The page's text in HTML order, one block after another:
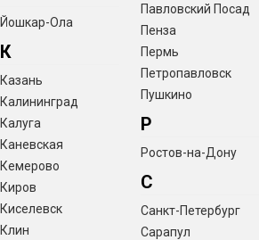
Йошкар-Ола
К
Казань
Калининград
Калуга
Каневская
Кемерово
Киров
Киселевск
Клин
Павловский Посад
Пенза
Пермь
Петропавловск
Пушкино
Р
Ростов-на-Дону
С
Санкт-Петербург
Сарапул